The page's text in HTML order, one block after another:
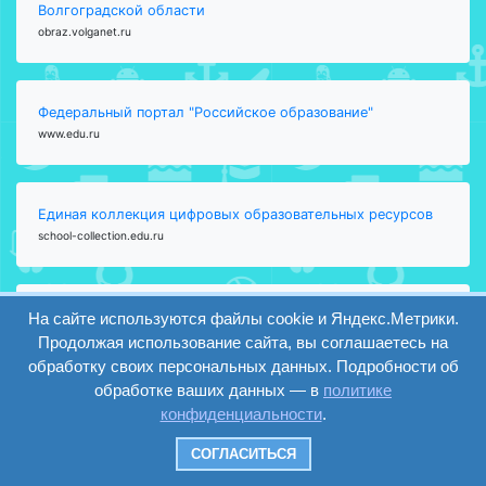
Волгоградской области
obraz.volganet.ru
Федеральный портал "Российское образование"
www.edu.ru
Единая коллекция цифровых образовательных ресурсов
school-collection.edu.ru
Министерство науки и высшего образования Российской
Федерации
www.minobrnauki.gov.ru
Информационная система "Единое окно доступа к
образовательным ресурсам"
На сайте используются файлы cookie и Яндекс.Метрики.
Продолжая использование сайта, вы соглашаетесь на
обработку своих персональных данных. Подробности об
обработке ваших данных — в политике
конфиденциальности.
СОГЛАСИТЬСЯ